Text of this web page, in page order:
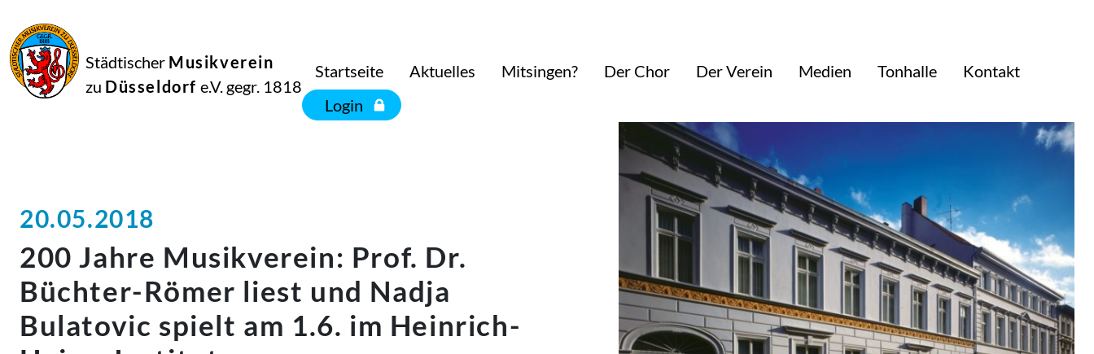
Städtischer Musikverein
zu Düsseldorf e.V. gegr. 1818
Startseite Aktuelles Mitsingen? Der Chor Der Verein Medien Tonhalle
Kontakt
Login
20.05.2018
200 Jahre Musikverein: Prof. Dr.
Büchter-Römer liest und Nadja
Bulatovic spielt am 1.6. im Heinrich-